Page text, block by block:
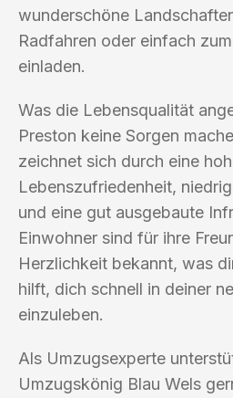
wunderschöne
Radfahren oder einfach
einladen.
Was die Lebensqualität
Preston keine Sorgen
zeichnet sich durch eine
Lebenszufriedenheit,
und eine gut ausgebaute
Einwohner sind für ihre
Herzlichkeit bekannt, was
hilft, dich schnell in deiner
einzuleben.
Als Umzugsexperte
Umzugskönig Blau Wels